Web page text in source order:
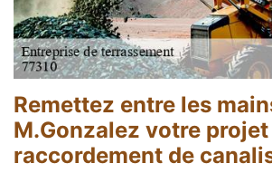
Remettez entre les
M.Gonzalez votre
raccordement de